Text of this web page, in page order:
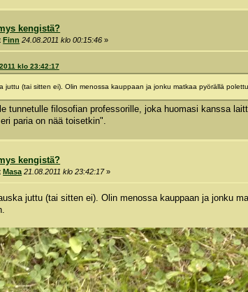
kengistä?
Finn 24.08.2011 klo 00:15:46 »
klo 23:42:17
juttu (tai sitten ei). Olin menossa kauppaan ja jonku matkaa pyörällä
tunnetulle filosofian professorille, joka huomasi kanssa
paria on nää toisetkin".
kengistä?
Masa 21.08.2011 klo 23:42:17»
juttu (tai sitten ei). Olin menossa kauppaan ja jonku